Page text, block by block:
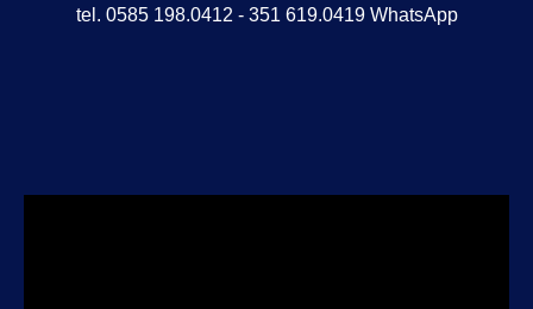
tel. 0585 198.0412 - 351 619.0419 WhatsApp